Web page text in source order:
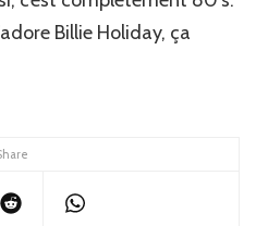
Billie Holiday, ça